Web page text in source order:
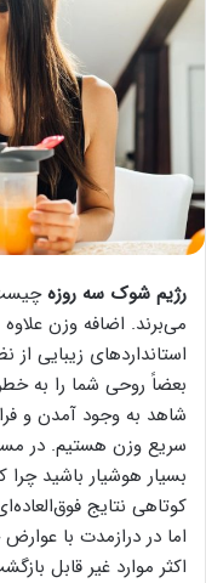
رژیم شوک سه روزه
می‌برند. اضافه وزن
استانداردهای زیبایی
بعضاً روحی شما را به
شاهد به وجود آمدن و
سریع وزن هستیم. در
بسیار هوشیار باشید
کوتاهی نتایج
اما در درازمدت با
اکثر موارد غیر قابل